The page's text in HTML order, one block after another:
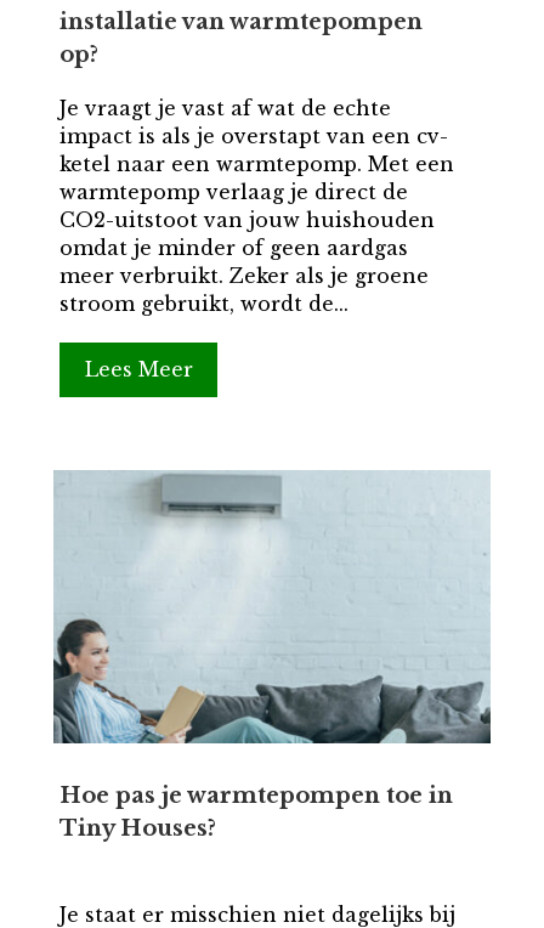
installatie van warmtepompen
op?
Je vraagt je vast af wat de echte
impact is als je overstapt van een cv-
ketel naar een warmtepomp. Met een
warmtepomp verlaag je direct de
CO2-uitstoot van jouw huishouden
omdat je minder of geen aardgas
meer verbruikt. Zeker als je groene
stroom gebruikt, wordt de...
Lees Meer
Hoe pas je warmtepompen toe in
Tiny Houses?
Je staat er misschien niet dagelijks bij